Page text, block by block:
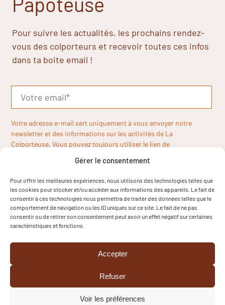
Gérer le consentement
Pour offrir les meilleures expériences, nous utilisons des technologies telles que
les cookies pour stocker et/ou accéder aux informations des appareils. Le fait de
consentir à ces technologies nous permettra de traiter des données telles que le
comportement de navigation ou les ID uniques sur ce site. Le fait de ne pas
consentir ou de retirer son consentement peut avoir un effet négatif sur certaines
caractéristiques et fonctions.
Accepter
Refuser
Voir les préférences
Pour suivre les actualités, les prochains rendez-
vous des colporteurs et recevoir toutes ces infos
dans ta boite email !
Votre adresse e-mail sert uniquement à vous envoyer notre
newsletter et des informations sur les activités de La
Colporteuse. Vous pouvez toujours utiliser le lien de